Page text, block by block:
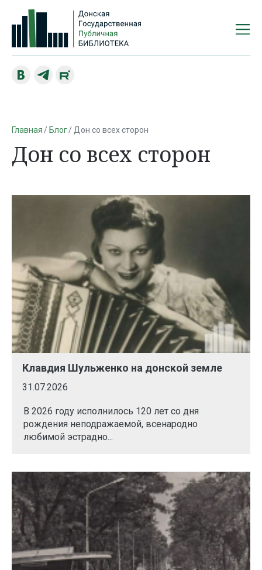
Главная Блог Дон со всех сторон
Дон со всех сторон
Клавдия Шульженко на донской земле
31.07.2026
В 2026 году исполнилось 120 лет со дня
рождения неподражаемой, всенародно
любимой эстрадно...